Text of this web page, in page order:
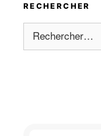
RECHERCHER
Rechercher :